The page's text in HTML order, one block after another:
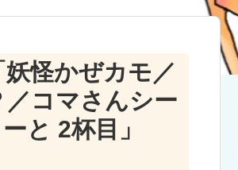
妖怪かぜカモ／
コマさんシー
と 2杯目」